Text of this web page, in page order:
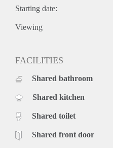
Starting date:
Viewing
FACILITIES
Shared bathroom
Shared kitchen
Shared toilet
Shared front door